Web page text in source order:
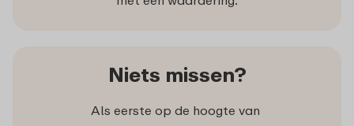
Niets missen?
Als eerste op de hoogte van